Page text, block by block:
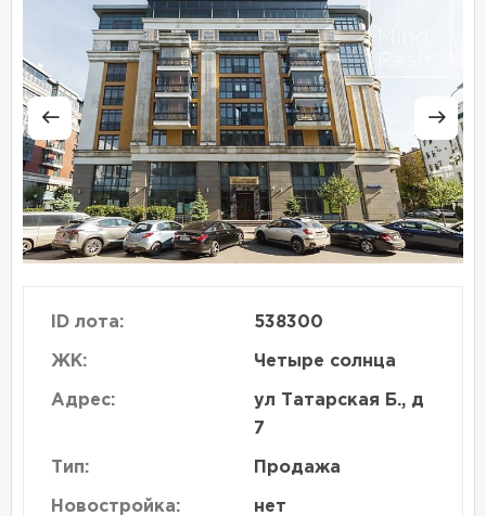
ID лота: 538300
ЖК: Четыре солнца
Адрес:
ул Татарская Б., д
7
Тип: Продажа
Новостройка: нет